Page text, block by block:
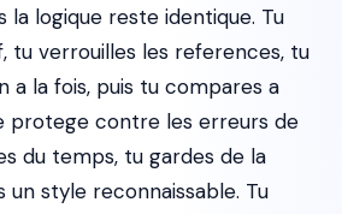
la logique reste identique. Tu
tu verrouilles les references, tu
a la fois, puis tu compares a
protege contre les erreurs de
du temps, tu gardes de la
un style reconnaissable. Tu